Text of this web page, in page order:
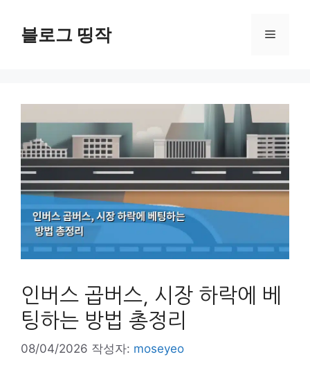
블로그 띵작 메
인버스 곱버스, 시장 하락에 베
팅하는 방법 총정리
08/04/2026 작성자: moseyeo